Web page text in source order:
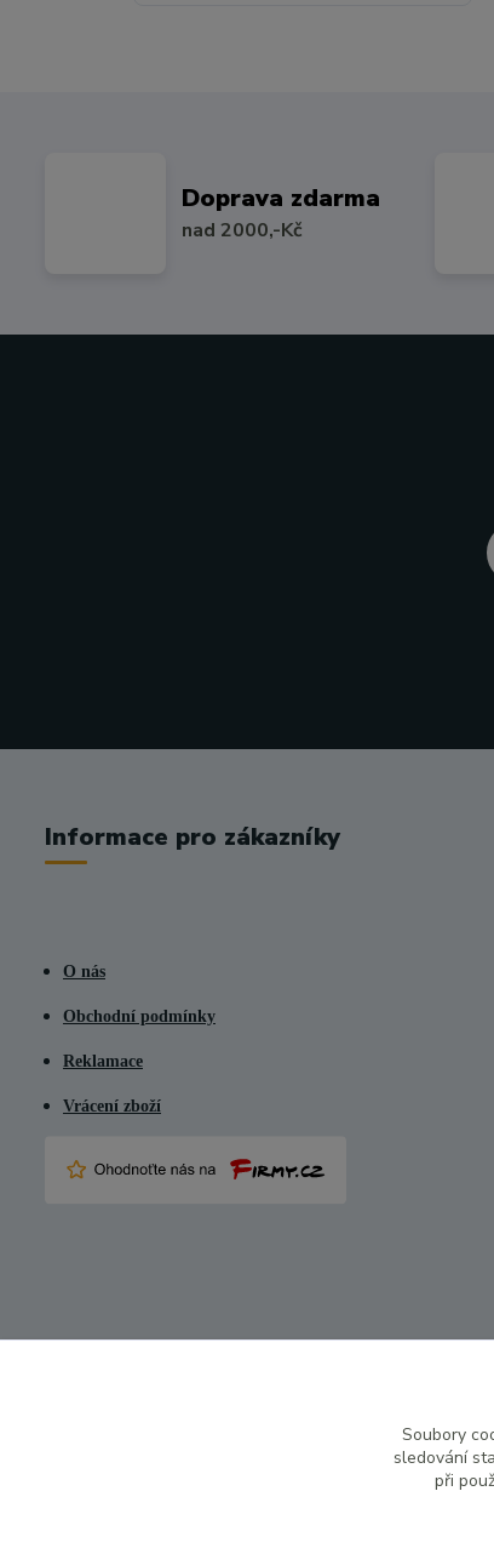
Doprava zdarma
nad 2000,-Kč
Informace pro zákazníky
O nás
Obchodní podmínky
Reklamace
Vrácení zboží
Soubory
sledování
při